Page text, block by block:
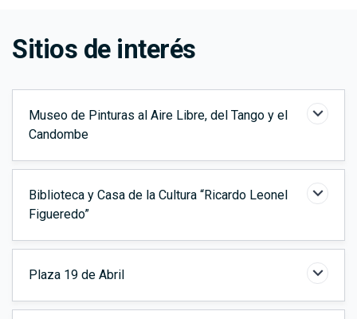
Sitios de interés
Museo de Pinturas al Aire Libre, del Tango y el
Candombe
Biblioteca y Casa de la Cultura “Ricardo Leonel
Figueredo”
Plaza 19 de Abril